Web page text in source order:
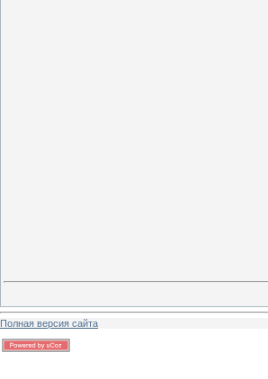
Полная версия сайта